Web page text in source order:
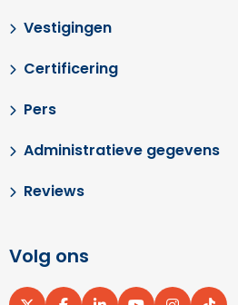
Vestigingen
Certificering
Pers
Administratieve gegevens
Reviews
Volg ons